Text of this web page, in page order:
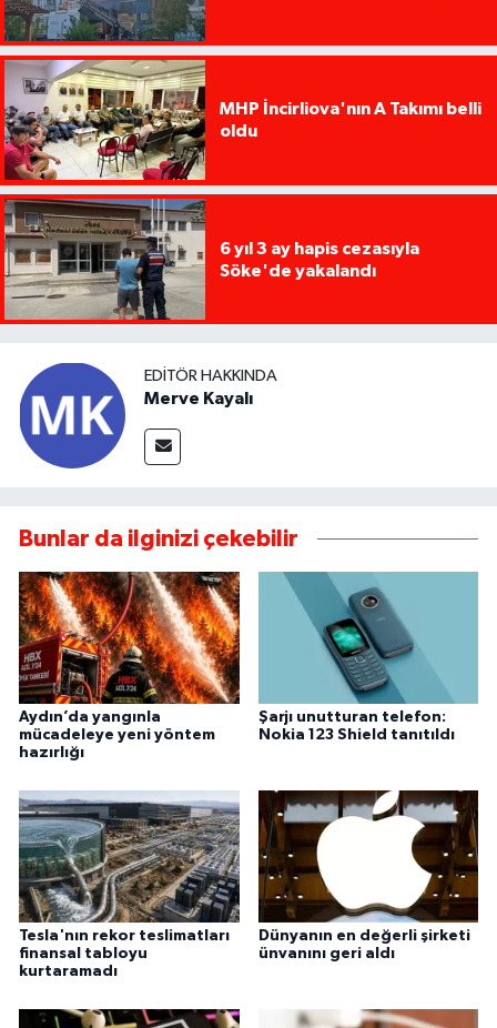
MHP İncirliova'nın A Takımı belli
oldu
6 yıl 3 ay hapis cezasıyla
Söke'de yakalandı
EDITÖR HAKKINDA
Merve Kayalı
Bunlar da ilginizi çekebilir
Aydın’da yangınla
mücadeleye yeni yöntem
hazırlığı
Şarjı unutturan telefon:
Nokia 123 Shield tanıtıldı
Tesla'nın rekor teslimatları
finansal tabloyu
kurtaramadı
Dünyanın en değerli şirketi
ünvanını geri aldı